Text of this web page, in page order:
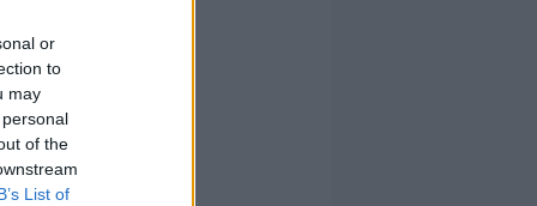
or
to
may
of the
List of